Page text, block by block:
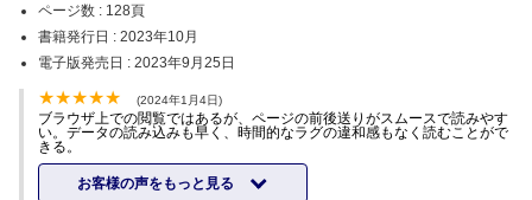
ページ数 : 128頁
書籍発行日 : 2023年10月
電子版発売日 : 2023年9月25日
(2024年1月4日)
ブラウザ上での閲覧ではあるが、ページの前後送りがスムースで読みやす
い。データの読み込みも早く、時間的なラグの違和感もなく読むことがで
きる。
お客様の声をもっと見る